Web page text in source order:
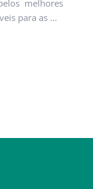
melhores
para as …